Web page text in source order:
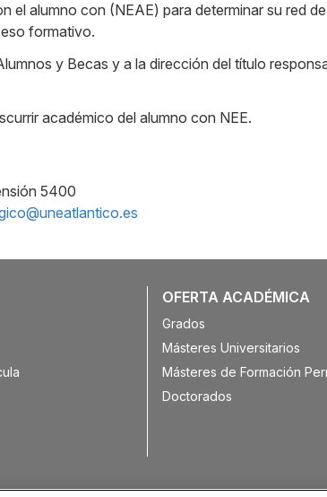
el alumno con (NEAE) para determinar su red
formativo.
y Becas y a la dirección del título
académico del alumno con NEE.
5400
OFERTA ACADÉMICA
Grados
Másteres Universitarios
Másteres de Formación
Doctorados